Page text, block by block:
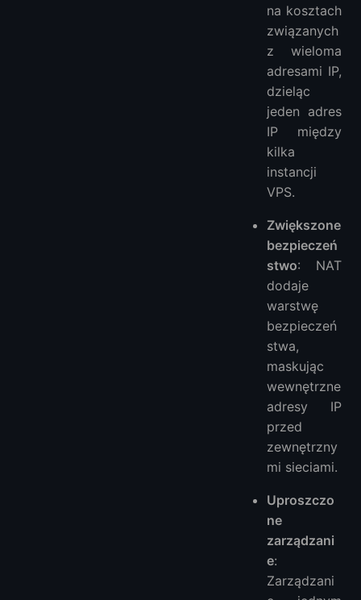
na kosztach
związanych
z wieloma
adresami IP,
dzieląc
jeden adres
IP między
kilka
instancji
VPS.
Zwiększone
bezpieczeń
stwo: NAT
dodaje
warstwę
bezpieczeń
stwa,
maskując
wewnętrzne
adresy IP
przed
zewnętrzny
mi sieciami.
Uproszczo
ne
zarządzani
e:
Zarządzani